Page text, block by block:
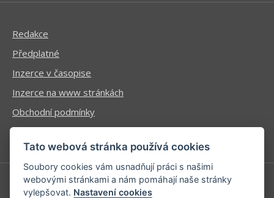
Redakce
Předplatné
Inzerce v časopise
Inzerce na www stránkách
Obchodní podmínky
Ochrana osobních údajů
Příhlášení | Registrace
Tato webová stránka používá cookies
Soubory cookies vám usnadňují práci s našimi
webovými stránkami a nám pomáhají naše stránky
vylepšovat. Nastavení cookies